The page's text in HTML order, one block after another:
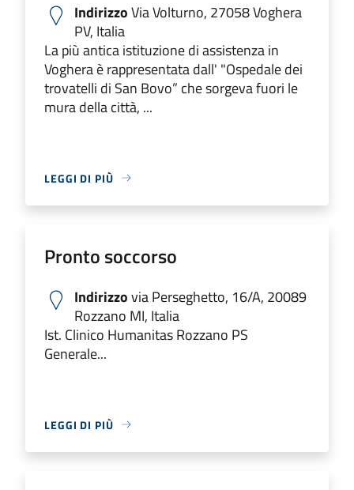
IndirizzoVia Volturno, 27058 Voghera
PV, Italia
La più antica istituzione di assistenza in
Voghera è rappresentata dall' "Ospedale dei
trovatelli di San Bovo” che sorgeva fuori le
mura della città, ...
LEGGI DI PIÙ
Pronto soccorso
Indirizzovia Perseghetto, 16/A, 20089
Rozzano MI, Italia
Ist. Clinico Humanitas Rozzano PS
Generale...
LEGGI DI PIÙ